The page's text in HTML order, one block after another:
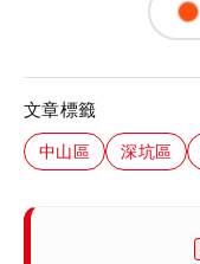
文章標籤
中山區 深坑區